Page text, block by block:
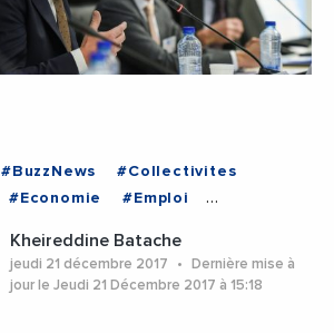
#BuzzNews
#Collectivites
#Economie
#Emploi
Kheireddine Batache
jeudi 21 décembre 2017
Dernière mise à
jour le Jeudi 21 Décembre 2017 à 15:18